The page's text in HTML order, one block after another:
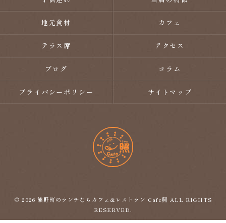
地元食材 カフェ
テラス席 アクセス
ブログ コラム
プライバシーポリシー サイトマップ
© 2026 熊野町のランチならカフェ&レストラン Cafe照 ALL RIGHTS
RESERVED.